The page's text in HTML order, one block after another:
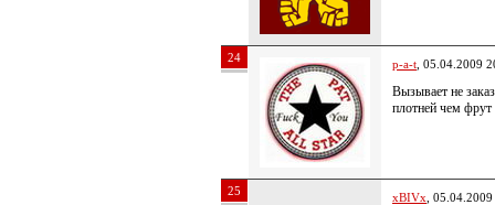
24 p-a-t , 05.04.2009
Вызывает не
плотней чем фрут
25 xBIVx ,